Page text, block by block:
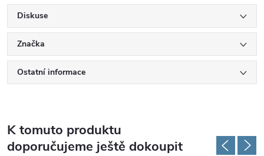
Diskuse
Značka
Ostatní informace
K tomuto produktu
doporučujeme ještě dokoupit